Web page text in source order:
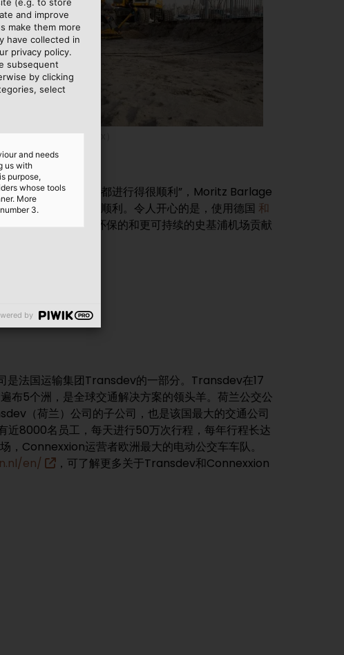
，协商也进展的很顺利。令人开心的是，使用德国 和
，让我们为建设更环保的和更可持续的史基浦机场贡献
是法国运输集团Transdev的一部分。Transdev在17
布5个洲，是全球交通解决方案的领头羊。荷兰公交公
（荷兰）公司的子公司，也是该国最大的交通公司
近8000名员工，每天进行50万次行程，每年行程长达
，Connexxion运营者欧洲最大的电动公交车车队。
en/
，可了解更多关于Transdev和Connexxion
and improve
make them more
have collected in
privacy policy.
subsequent
by clicking
select
and needs
us with
purpose,
whose tools
More
3.
by